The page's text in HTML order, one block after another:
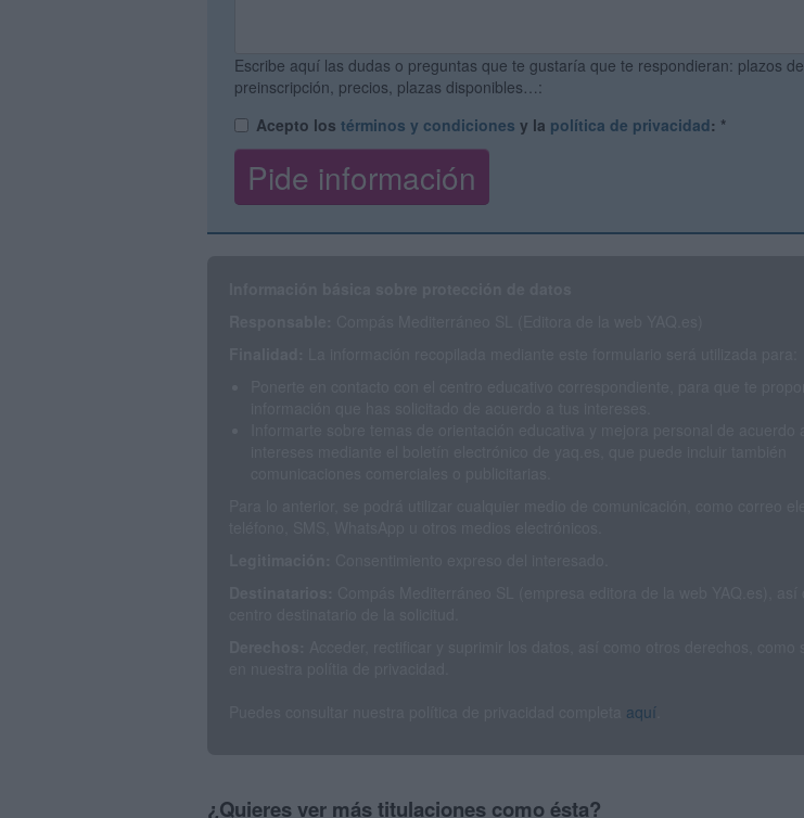
Escribe aquí las dudas o preguntas que te gustaría que te respondieran: plazos de
preinscripción, precios, plazas disponibles…:
Acepto los términos y condiciones y la política de privacidad: *
aquí
¿Quieres ver más titulaciones como ésta?